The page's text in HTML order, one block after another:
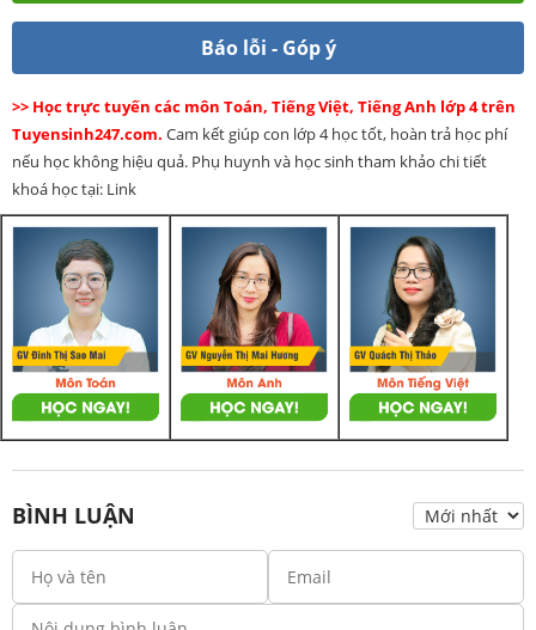
Báo lỗi - Góp ý
>> Học trực tuyến các môn Toán, Tiếng Việt, Tiếng Anh lớp 4 trên
Tuyensinh247.com. Cam kết giúp con lớp 4 học tốt, hoàn trả học phí
nếu học không hiệu quả. Phụ huynh và học sinh tham khảo chi tiết
khoá học tại: Link
BÌNH LUẬN